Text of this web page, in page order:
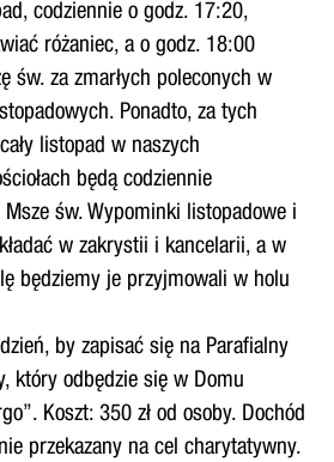
codziennie o godz. 17:20,
różaniec, a o godz. 18:00
św. za zmarłych poleconych w
Ponadto, za tych
listopad w naszych
będą codziennie
św. Wypominki listopadowe i
w zakrystii i kancelarii, a w
będziemy je przyjmowali w holu
by zapisać się na Parafialny
który odbędzie się w Domu
Koszt: 350 zł od osoby. Dochód
przekazany na cel charytatywny.